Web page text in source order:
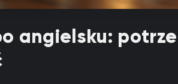
angielsku: